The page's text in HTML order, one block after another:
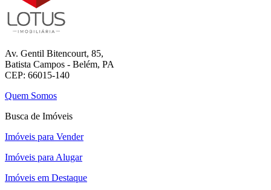
Av. Gentil Bitencourt, 85,
Batista Campos - Belém, PA
CEP: 66015-140
Quem Somos
Busca de Imóveis
Imóveis para Vender
Imóveis para Alugar
Imóveis em Destaque